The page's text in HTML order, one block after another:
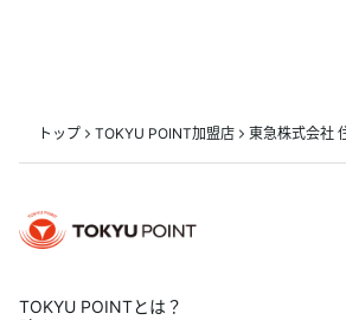
トップ TOKYU POINT加盟店 東急株式会社
TOKYU POINTとは？